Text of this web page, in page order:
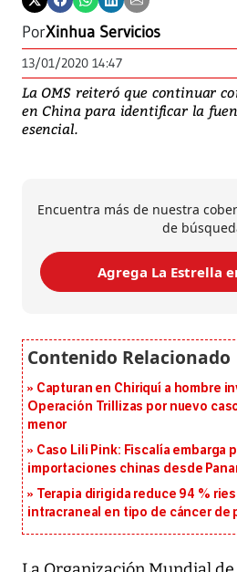
PorXinhua Servicios
13/01/2020 14:47
La OMS reiteró que continuar
en China para identificar la
esencial.
Encuentra más de nuestra
de
Agrega La Estrella
Capturan en Chiriquí a hombre
Operación Trillizas por nuevo
menor
Caso Lili Pink: Fiscalía embarga
importaciones chinas desde
Terapia dirigida reduce 94 %
intracraneal en tipo de cáncer de